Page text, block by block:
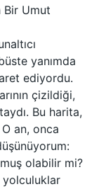
Bir Umut
yanımda
ediyordu.
çizildiği,
Bu harita,
an, onca
olabilir mi?
yolculuklar